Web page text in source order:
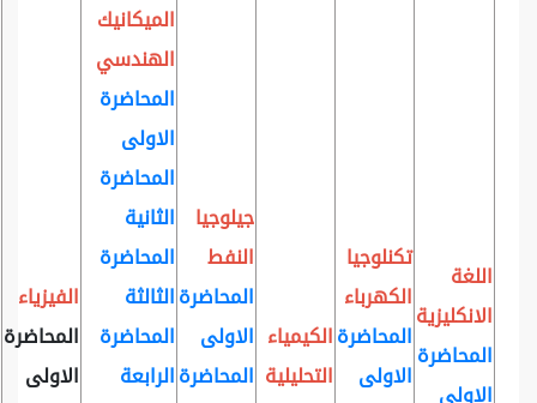
اللغة
الانكليزية
المحاضرة
تكنلوجيا
الكهرباء
المحاضرة
الاولى
الكيمياء
التحليلية
جيلوجيا
النفط
المحاضرة
الاولى
المحاضرة
الميكانيك
الهندسي
المحاضرة
الاولى
المحاضرة
الثانية
المحاضرة
الثالثة
المحاضرة
الرابعة
الفيزياء
المحاضرة
الاولى